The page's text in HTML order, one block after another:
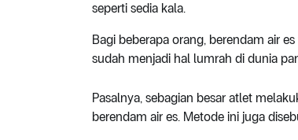
seperti sedia kala.
Bagi beberapa orang, berendam air
sudah menjadi hal lumrah di dunia
Pasalnya, sebagian besar atlet
berendam air es. Metode ini juga